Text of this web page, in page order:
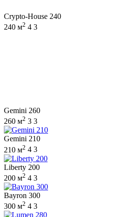
Crypto-House 240
240 м2 4 3
Gemini 260
260 м2 3 3
Gemini 210
210 м2 4 3
Liberty 200
200 м2 4 3
Bayron 300
300 м2 4 3